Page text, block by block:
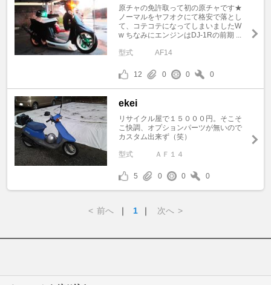
原チャの免許取って初の原チャです★
ノーマルをヤフオクにて格安で落とし
て、コテコテになってしまいましたW
w ちなみにエンジンはDJ-1Rの前期 ...
型式 AF14
12 0 0 0
ekei
リサイクル屋で１５０００円。そこそ
こ快調、オプションパーツが無いので
カスタム出来ず（笑）
型式 ＡＦ１４
5 0 0 0
< 前へ ｜ 1 ｜ 次へ >